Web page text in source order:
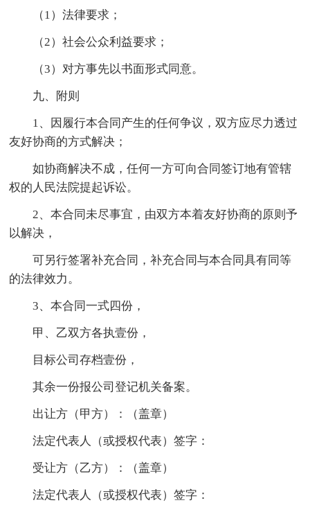
（1）法律要求；
（2）社会公众利益要求；
（3）对方事先以书面形式同意。
九、附则
1、因履行本合同产生的任何争议，双方应尽力透过
友好协商的方式解决；
如协商解决不成，任何一方可向合同签订地有管辖
权的人民法院提起诉讼。
2、本合同未尽事宜，由双方本着友好协商的原则予
以解决，
可另行签署补充合同，补充合同与本合同具有同等
的法律效力。
3、本合同一式四份，
甲、乙双方各执壹份，
目标公司存档壹份，
其余一份报公司登记机关备案。
出让方（甲方）：（盖章）
法定代表人（或授权代表）签字：
受让方（乙方）：（盖章）
法定代表人（或授权代表）签字：